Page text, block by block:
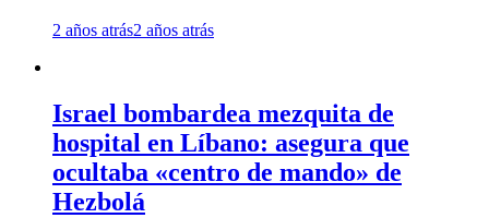
2 años atrás2 años atrás
Israel bombardea mezquita de
hospital en Líbano: asegura que
ocultaba «centro de mando» de
Hezbolá